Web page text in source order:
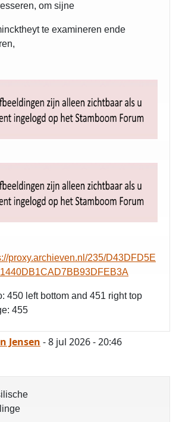
om sijne
te examineren ende
proxy.archieven.nl/235/D43DFD5E
450 left bottom and 451 right top
455
Jensen - 8 jul 2026 - 20:46